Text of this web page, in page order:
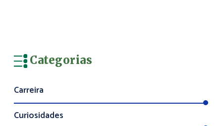
Categorias
Carreira
Curiosidades